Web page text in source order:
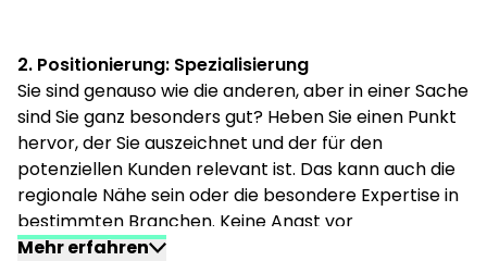
2. Positionierung: Spezialisierung
Sie sind genauso wie die anderen, aber in einer Sache
sind Sie ganz besonders gut? Heben Sie einen Punkt
hervor, der Sie auszeichnet und der für den
potenziellen Kunden relevant ist. Das kann auch die
regionale Nähe sein oder die besondere Expertise in
bestimmten Branchen. Keine Angst vor
Spezialisierungen. Wenn Sie Orthopäde sind, dann
Mehr erfahren